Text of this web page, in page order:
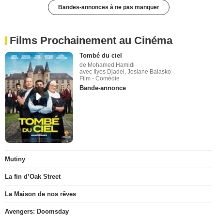
Bandes-annonces à ne pas manquer
Films Prochainement au Cinéma
Tombé du ciel
de Mohamed Hamidi
avec Ilyes Djadel, Josiane Balasko
Film - Comédie
Bande-annonce
Mutiny
La fin d’Oak Street
La Maison de nos rêves
Avengers: Doomsday